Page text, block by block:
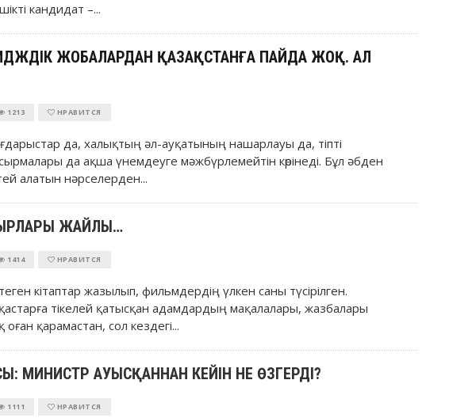
кандидат –...
ЖОБАЛАРДАН ҚАЗАҚСТАНҒА ПАЙДА ЖОҚ. АЛ
1213 НРАВИТСЯ
да, халықтың әл-ауқатының нашарлауы да, тіпті
да ақша үнемдеуге мәжбүрлемейтін көрінеді. Бұл әбден
алатын нәрселерден...
ЖАЙЛЫ…
1414 НРАВИТСЯ
кітаптар жазылып, фильмдердің үлкен саны түсірілген.
тікелей қатысқан адамдардың мақалалары, жазбалары
қарамастан, сол кездегі...
МИНИСТР АУЫСҚАННАН КЕЙІН НЕ ӨЗГЕРДІ?
1111 НРАВИТСЯ